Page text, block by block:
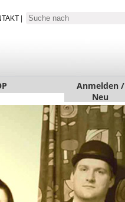
|
Anmelden /
Neu